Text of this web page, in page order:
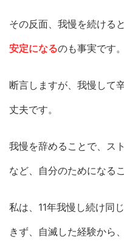
その反面、我慢を続けると
安定になるのも事実です。
断言しますが、我慢して
丈夫です。
我慢を辞めることで、ス
など、自分のためになる
私は、11年我慢し続け同
きず、自滅した経験から